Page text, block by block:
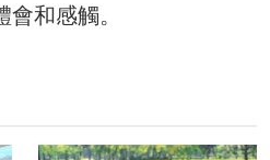
和感觸。